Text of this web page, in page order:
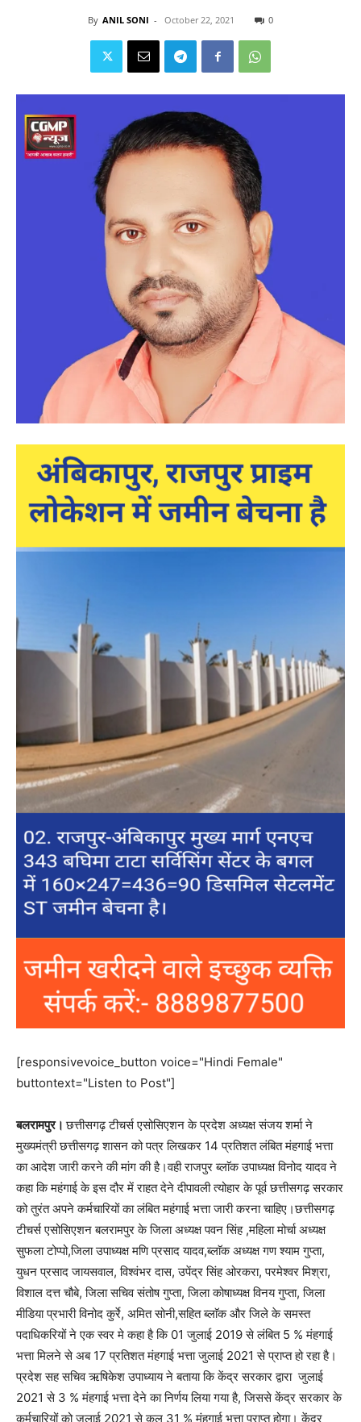
By ANIL SONI - October 22, 2021 0
[responsivevoice_button voice="Hindi Female"
buttontext="Listen to Post"]
बलरामपुर।छत्तीसगढ़ टीचर्स एसोसिएशन के प्रदेश अध्यक्ष संजय शर्मा ने
मुख्यमंत्री छत्तीसगढ़ शासन को पत्र लिखकर 14 प्रतिशत लंबित मंहगाई भत्ता
का आदेश जारी करने की मांग की है।वही राजपुर ब्लाॅक उपाध्यक्ष विनोद यादव ने
कहा कि महंगाई के इस दौर में राहत देने दीपावली त्योहार के पूर्व छत्तीसगढ़ सरकार
को तुरंत अपने कर्मचारियों का लंबित महंगाई भत्ता जारी करना चाहिए।छत्तीसगढ़
टीचर्स एसोसिएशन बलरामपुर के जिला अध्यक्ष पवन सिंह ,महिला मोर्चा अध्यक्ष
सुफला टोप्पो,जिला उपाध्यक्ष मणि प्रसाद यादव,ब्लाॅक अध्यक्ष गण श्याम गुप्ता,
युधन प्रसाद जायसवाल, विश्वंभर दास, उपेंद्र सिंह ओरकरा, परमेश्वर मिश्रा,
विशाल दत्त चौबे, जिला सचिव संतोष गुप्ता, जिला कोषाध्यक्ष विनय गुप्ता, जिला
मीडिया प्रभारी विनोद कुर्रे, अमित सोनी,सहित ब्लाॅक और जिले के समस्त
पदाधिकरियों ने एक स्वर मे कहा है कि 01 जुलाई 2019 से लंबित 5 % मंहगाई
भत्ता मिलने से अब 17 प्रतिशत मंहगाई भत्ता जुलाई 2021 से प्राप्त हो रहा है।
प्रदेश सह सचिव ऋषिकेश उपाध्याय ने बताया कि केंद्र सरकार द्वारा जुलाई
2021 से 3 % मंहगाई भत्ता देने का निर्णय लिया गया है, जिससे केंद्र सरकार के
कर्मचारियों को जुलाई 2021 से कुल 31 % मंहगाई भत्ता प्राप्त होगा। केंद्र